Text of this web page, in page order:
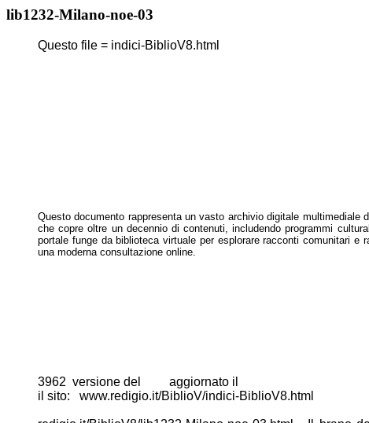
lib1232-Milano-noe-03
Questo file = indici-BiblioV8.html
Questo documento rappresenta un vasto archivio digitale multimediale
che copreoltre un decennio di contenuti, includendo programmi
portale funge dabiblioteca virtuale per esplorare racconti comunitari e
una moderna consultazione online.
3962 versione del aggiornato il
il sito: www.redigio.it/BiblioV/indici-BiblioV8.html